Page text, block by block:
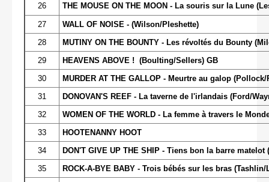
26 THE MOUSE ON THE MOON - La souris sur la Lune
27
WALL OF NOISE - (Wilson/Pleshette)
28
MUTINY ON THE BOUNTY - Les révoltés du Bounty
29
HEAVENS ABOVE ! (Boulting/Sellers) GB
30
MURDER AT THE GALLOP - Meurtre au galop
31
DONOVAN'S REEF - La taverne de l'irlandais (Ford/
32
WOMEN OF THE WORLD - La femme à travers le
33
HOOTENANNY HOOT
34
DON'T GIVE UP THE SHIP - Tiens bon la barre matelot
35
ROCK-A-BYE BABY - Trois bébés sur les bras (Tashlin/